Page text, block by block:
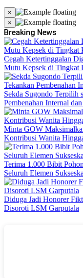
×
×
Breaking News
Cegah Ketertinggalan
Mutu Kepsek di Tingkat
Sekda Sugondo
Pembenahan Internal
Minta GOW
Kontribusi Wanita
Terima 1.000 Bibit
Seluruh Elemen
Diduga Jadi Honorer
Disoroti LSM Garputala